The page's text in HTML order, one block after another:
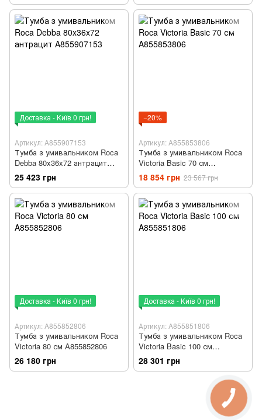
Доставка - Київ 0 грн!
Артикул: A855907153
Тумба з умивальником Roca
Debba 80x36x72 антрацит
A855907153
25 423 грн
−20%
Артикул: A855853806
Тумба з умивальником Roca
Victoria Basic 70 см
A855853806
18 854 грн 23 567 грн
Доставка - Київ 0 грн!
Артикул: A855852806
Тумба з умивальником Roca
Victoria 80 см A855852806
26 180 грн
Доставка - Київ 0 грн!
Артикул: A855851806
Тумба з умивальником Roca
Victoria Basic 100 см
A855851806
28 301 грн